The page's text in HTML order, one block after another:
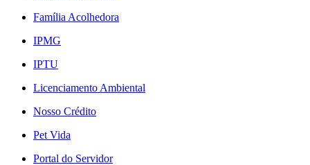
Família Acolhedora
IPMG
IPTU
Licenciamento Ambiental
Nosso Crédito
Pet Vida
Portal do Servidor